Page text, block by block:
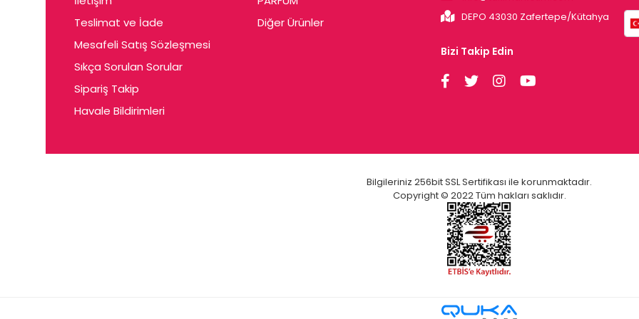
Cerin
Ceta
Ceyda
Chris
Ciey
Cleo
Teslimat ve İade
Mesafeli Satış Sözleşmesi
Sıkça Sorulan Sorular
Sipariş Takip
Havale Bildirimleri
Diğer Ürünler
DEPO 43030 Zafertepe/Kütahya
Bizi Takip Edin
Bilgileriniz 256bit SSL Sertifikası ile korunmaktadır.
Copyright © 2022 Tüm hakları saklıdır.